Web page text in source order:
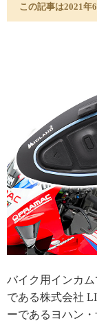
この記事は2021年
バイク用インカ
である株式会社
ーであるヨハン